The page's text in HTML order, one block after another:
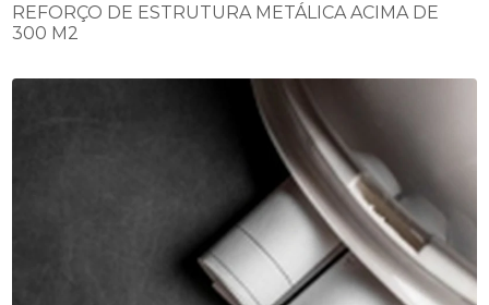
REFORÇO DE ESTRUTURA METÁLICA ACIMA DE
300 M2